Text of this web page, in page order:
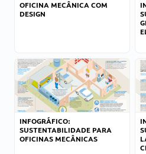
OFICINA MECÂNICA COM
DESIGN
INFOGRÁFICO:
SUSTENTABILIDADE PARA
OFICINAS MECÂNICAS